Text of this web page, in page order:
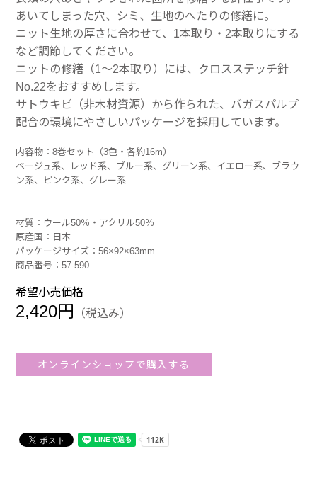
あいてしまった穴、シミ、生地のへたりの修繕に。
ニット生地の厚さに合わせて、1本取り・2本取りにする
など調節してください。
ニットの修繕（1～2本取り）には、クロスステッチ針
No.22をおすすめします。
サトウキビ（非木材資源）から作られた、バガスパルプ
配合の環境にやさしいパッケージを採用しています。
内容物：8巻セット（3色・各約16m）
ベージュ系、レッド系、ブルー系、グリーン系、イエロー系、ブラウ
ン系、ピンク系、グレー系
材質：ウール50％・アクリル50％
原産国：日本
パッケージサイズ：56×92×63mm
商品番号：57-590
希望小売価格
2,420円 （税込み）
オンラインショップで購入する